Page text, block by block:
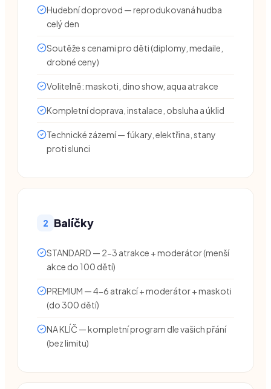
Hudební doprovod — reprodukovaná hudba
celý den
Soutěže s cenami pro děti (diplomy, medaile,
drobné ceny)
Volitelně: maskoti, dino show, aqua atrakce
Kompletní doprava, instalace, obsluha a úklid
Technické zázemí — fúkary, elektřina, stany
proti slunci
2 Balíčky
STANDARD — 2-3 atrakce + moderátor (menší
akce do 100 dětí)
PREMIUM — 4-6 atrakcí + moderátor + maskoti
(do 300 dětí)
NA KLÍČ — kompletní program dle vašich přání
(bez limitu)